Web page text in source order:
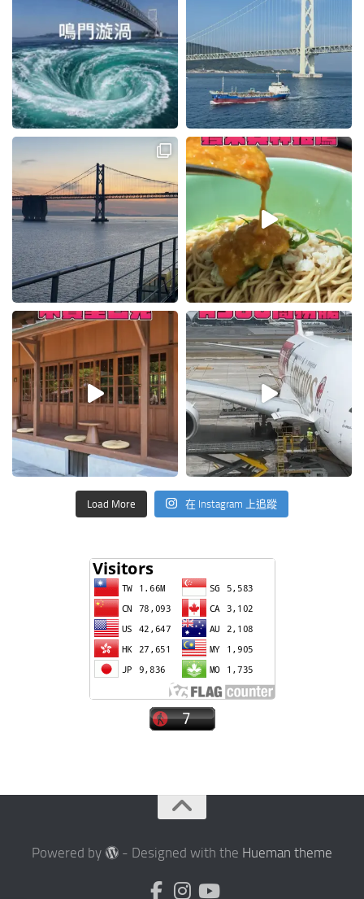
Load More 在 Instagram 上追蹤
Powered by - Designed with the Hueman theme